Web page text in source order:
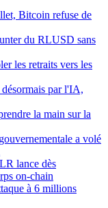
Bitcoin refuse de
du RLUSD sans
les retraits vers les
désormais par l'IA,
la main sur la
a volé
lance dès
on-chain
à 6 millions